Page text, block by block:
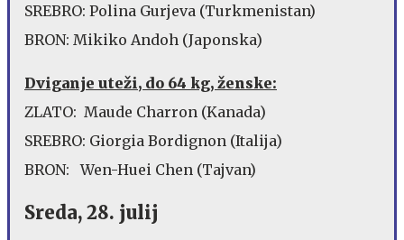
SREBRO: Polina Gurjeva (Turkmenistan)
BRON: Mikiko Andoh (Japonska)
Dviganje uteži, do 64 kg, ženske:
ZLATO: Maude Charron (Kanada)
SREBRO: Giorgia Bordignon (Italija)
BRON: Wen-Huei Chen (Tajvan)
Sreda, 28. julij